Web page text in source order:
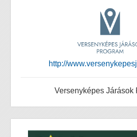
http://
Versenyképes Járások